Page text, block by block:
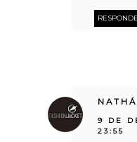
9 DE
23:55